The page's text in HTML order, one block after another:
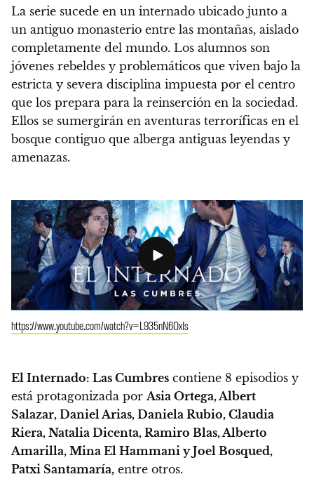
La serie sucede en un internado ubicado junto a
un antiguo monasterio entre las montañas, aislado
completamente del mundo. Los alumnos son
jóvenes rebeldes y problemáticos que viven bajo la
estricta y severa disciplina impuesta por el centro
que los prepara para la reinserción en la sociedad.
Ellos se sumergirán en aventuras terroríficas en el
bosque contiguo que alberga antiguas leyendas y
amenazas.
https://www.youtube.com/watch?v=L935nN6OxIs
El Internado: Las Cumbres contiene 8 episodios y
está protagonizada porAsia Ortega, Albert
Salazar, Daniel Arias, Daniela Rubio, Claudia
Riera, Natalia Dicenta, Ramiro Blas, Alberto
Amarilla, Mina El Hammani y Joel Bosqued,
Patxi Santamaría, entre otros.